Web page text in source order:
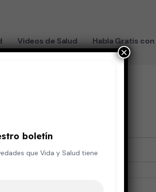
Videos de Salud Habla Gratis
boletín
que Vida y Salud tiene
×